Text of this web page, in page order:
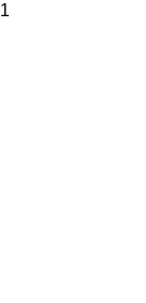
1